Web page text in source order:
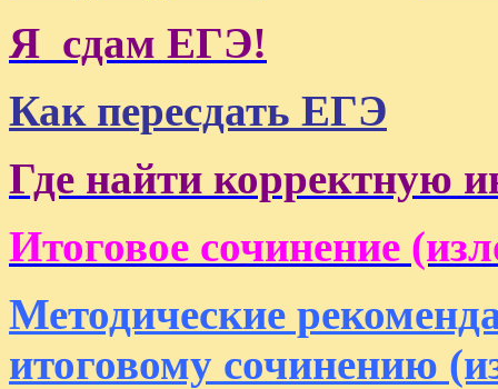
Я сдам ЕГЭ!
Как пересдать ЕГЭ
Где найти корректную
Итоговое сочинение
Методические
итоговому сочинению